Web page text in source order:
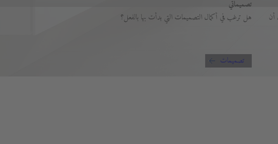
أن
تصميماتي
هل ترغب في أكمال التصميمات التي بدأت بها بالفعل؟
تصميمات